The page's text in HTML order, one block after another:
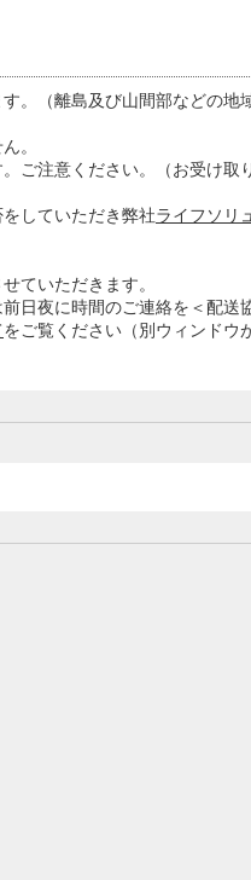
。（離島及び山間部などの地
。
ご注意ください。（お受け取
していただき弊社ライフソリ
ていただきます。
日夜に時間のご連絡を＜配送
をご覧ください（別ウィンドウ